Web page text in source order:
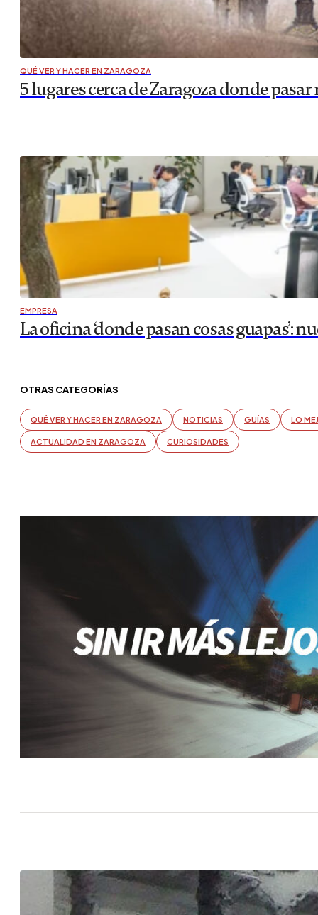
QUÉ VER Y HACER EN ZARAGOZA
5 lugares cerca de Zaragoza donde
EMPRESA
La oficina ‘donde pasan cosas guapas’:
OTRAS CATEGORÍAS
QUÉ VER Y HACER EN ZARAGOZA NOTICIAS GUÍAS LO
ACTUALIDAD EN ZARAGOZA CURIOSIDADES